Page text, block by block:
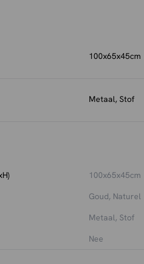
meubelstukken die comfort
poef zoekt, een stoere leren
en praktische upgrade.
100x65x45cm
Metaal, Stof
100x65x45cm
Goud, Naturel
Metaal, Stof
Nee